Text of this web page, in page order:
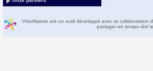
VisioNature est un outil développé avec la collaboration
partager en temps réel